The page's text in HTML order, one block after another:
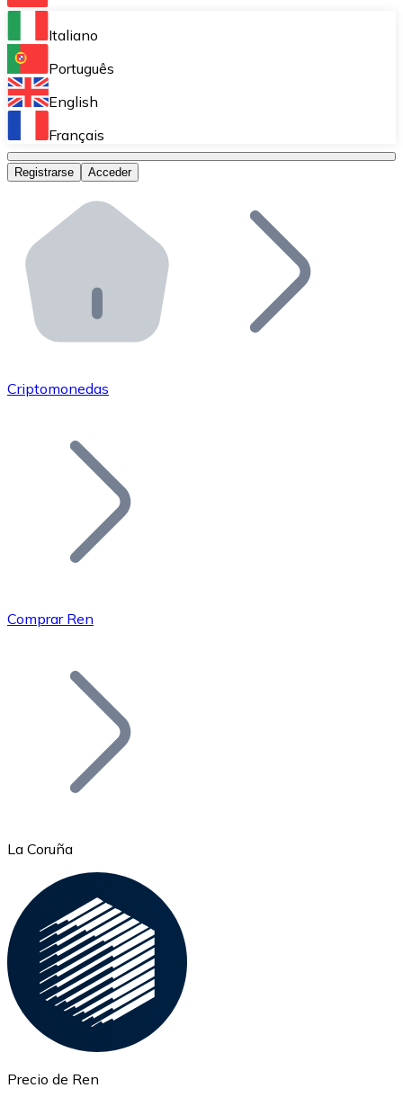
Bitnovo Ramp
Integra nuestra solución en tu plataforma.
Bitnovo Giftcards
Bitnovo OTC
Bitnovo ATM
Integra un ATM Bitnovo en tu negocio y permite que
Bitnovo API
Integra nuestra API en tu ecosistema.
Únete a nuestra red de distribuidores.
Añade tu proyecto a nuestro ecosistema.
Bitcoin
Ethereum
ETH
Italiano
Português
English
Français
Registrarse Acceder
Criptomonedas
Comprar Ren
La Coruña
Precio de Ren